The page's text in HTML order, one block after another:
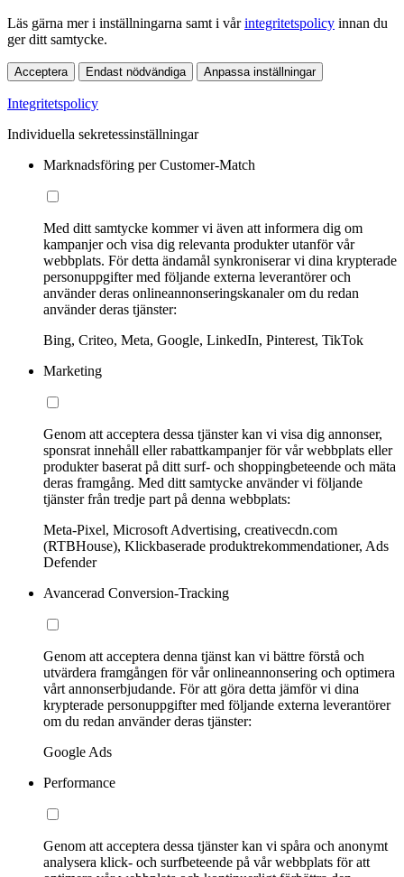
Läs gärna mer i inställningarna samt i vårintegritetspolicy innan du
ger ditt samtycke.
Acceptera Endast nödvändiga Anpassa inställningar
Integritetspolicy
Individuella sekretessinställningar
Marknadsföring per Customer-Match
Med ditt samtycke kommer vi även att informera dig om
kampanjer och visa dig relevanta produkter utanför vår
webbplats. För detta ändamål synkroniserar vi dina krypterade
personuppgifter med följande externa leverantörer och
använder deras onlineannonseringskanaler om du redan
använder deras tjänster:
Bing, Criteo, Meta, Google, LinkedIn, Pinterest, TikTok
Marketing
Genom att acceptera dessa tjänster kan vi visa dig annonser,
sponsrat innehåll eller rabattkampanjer för vår webbplats eller
produkter baserat på ditt surf- och shoppingbeteende och mäta
deras framgång. Med ditt samtycke använder vi följande
tjänster från tredje part på denna webbplats:
Meta-Pixel, Microsoft Advertising, creativecdn.com
(RTBHouse), Klickbaserade produktrekommendationer, Ads
Defender
Avancerad Conversion-Tracking
Genom att acceptera denna tjänst kan vi bättre förstå och
utvärdera framgången för vår onlineannonsering och optimera
vårt annonserbjudande. För att göra detta jämför vi dina
krypterade personuppgifter med följande externa leverantörer
om du redan använder deras tjänster:
Google Ads
Performance
Genom att acceptera dessa tjänster kan vi spåra och anonymt
analysera klick- och surfbeteende på vår webbplats för att